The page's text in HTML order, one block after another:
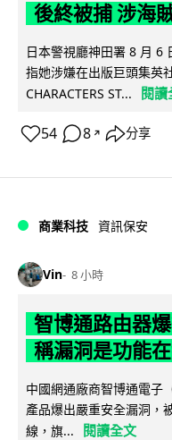
後終被捕 涉海
日本警視廳神田署 8 月 6
指她涉嫌在出版巨頭集英
CHARACTERS ST...
閱讀
54 8 ↗ 分享
商業科技 資訊保安
Vin 8 小時
智博通路由器
稱漏洞是功能
中國網通廠商智博通電
產品爆出嚴重安全漏洞，
線，旗...
閱讀全文